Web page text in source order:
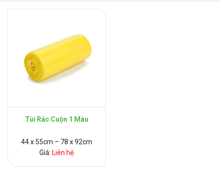
Túi Rác Cuộn 1 Màu
44 x 55cm – 78 x 92cm
Giá: Liên hệ